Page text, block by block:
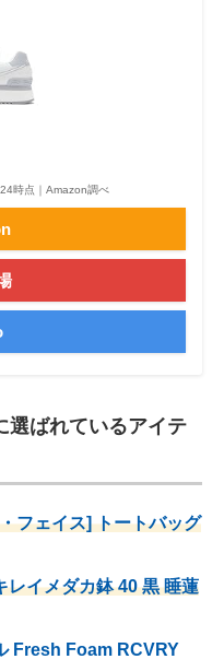
時点｜Amazon調べ
選ばれているアイテ
フェイス] トートバッグ
レイメダカ鉢 40 黒 睡蓮
Fresh Foam RCVRY